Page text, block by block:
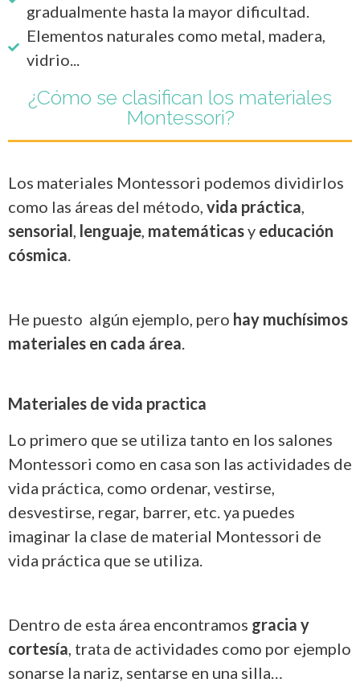
gradualmente hasta la mayor dificultad.
Elementos naturales como metal, madera,
vidrio...
¿Cómo se clasifican los materiales
Montessori?
Los materiales Montessori podemos dividirlos
como las áreas del método, vida práctica,
sensorial, lenguaje, matemáticasy educación
cósmica.
He puesto algún ejemplo, pero hay muchísimos
materiales en cada área.
Materiales de vida practica
Lo primero que se utiliza tanto en los salones
Montessori como en casa son las actividades de
vida práctica, como ordenar, vestirse,
desvestirse, regar, barrer, etc. ya puedes
imaginar la clase de material Montessori de
vida práctica que se utiliza.
Dentro de esta área encontramos gracia y
cortesía, trata de actividades como por ejemplo
sonarse la nariz, sentarse en una silla…